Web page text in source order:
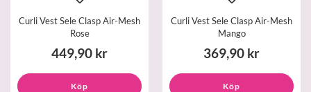
Curli Vest Sele Clasp Air-Mesh
Rose
449,90 kr
Köp
Curli Vest Sele Clasp Air-Mesh
Mango
369,90 kr
Köp